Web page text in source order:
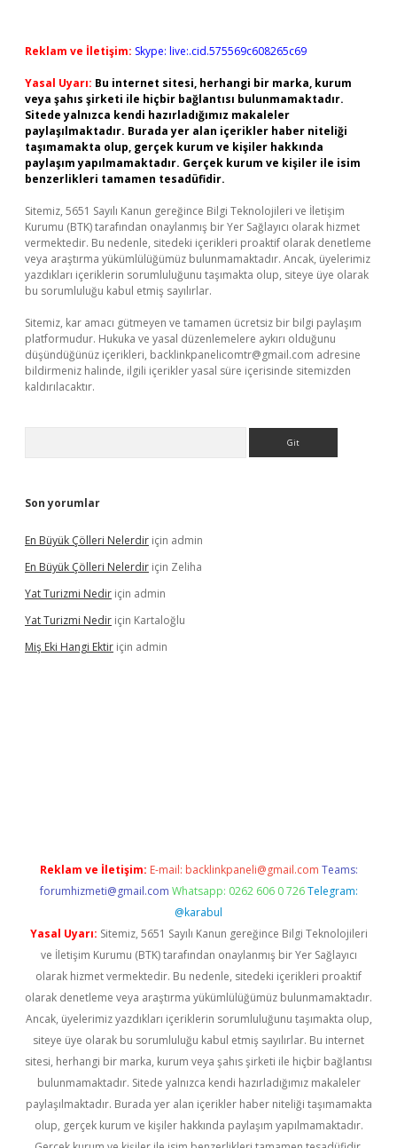
Reklam ve İletişim: Skype: live:.cid.575569c608265c69
Yasal Uyarı: Bu internet sitesi, herhangi bir marka, kurum
veya şahıs şirketi ile hiçbir bağlantısı bulunmamaktadır.
Sitede yalnızca kendi hazırladığımız makaleler
paylaşılmaktadır. Burada yer alan içerikler haber niteliği
taşımamakta olup, gerçek kurum ve kişiler hakkında
paylaşım yapılmamaktadır. Gerçek kurum ve kişiler ile isim
benzerlikleri tamamen tesadüfidir.
Sitemiz, 5651 Sayılı Kanun gereğince Bilgi Teknolojileri ve İletişim
Kurumu (BTK) tarafından onaylanmış bir Yer Sağlayıcı olarak hizmet
vermektedir. Bu nedenle, sitedeki içerikleri proaktif olarak denetleme
veya araştırma yükümlülüğümüz bulunmamaktadır. Ancak, üyelerimiz
yazdıkları içeriklerin sorumluluğunu taşımakta olup, siteye üye olarak
bu sorumluluğu kabul etmiş sayılırlar.
Sitemiz, kar amacı gütmeyen ve tamamen ücretsiz bir bilgi paylaşım
platformudur. Hukuka ve yasal düzenlemelere aykırı olduğunu
düşündüğünüz içerikleri, backlinkpanelicomtr@gmail.com adresine
bildirmeniz halinde, ilgili içerikler yasal süre içerisinde sitemizden
kaldırılacaktır.
Son yorumlar
En Büyük Çölleri Nelerdir için admin
En Büyük Çölleri Nelerdir için Zeliha
Yat Turizmi Nedir için admin
Yat Turizmi Nedir için Kartaloğlu
Miş Eki Hangi Ektir için admin
Reklam ve İletişim: E-mail: backlinkpaneli@gmail.com Teams:
forumhizmeti@gmail.com Whatsapp: 0262 606 0 726 Telegram:
@karabul
Yasal Uyarı: Sitemiz, 5651 Sayılı Kanun gereğince Bilgi Teknolojileri
ve İletişim Kurumu (BTK) tarafından onaylanmış bir Yer Sağlayıcı
olarak hizmet vermektedir. Bu nedenle, sitedeki içerikleri proaktif
olarak denetleme veya araştırma yükümlülüğümüz bulunmamaktadır.
Ancak, üyelerimiz yazdıkları içeriklerin sorumluluğunu taşımakta olup,
siteye üye olarak bu sorumluluğu kabul etmiş sayılırlar. Bu internet
sitesi, herhangi bir marka, kurum veya şahıs şirketi ile hiçbir bağlantısı
bulunmamaktadır. Sitede yalnızca kendi hazırladığımız makaleler
paylaşılmaktadır. Burada yer alan içerikler haber niteliği taşımamakta
olup, gerçek kurum ve kişiler hakkında paylaşım yapılmamaktadır.